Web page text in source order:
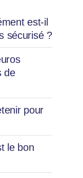
est-il
sécurisé ?
de
pour
le bon